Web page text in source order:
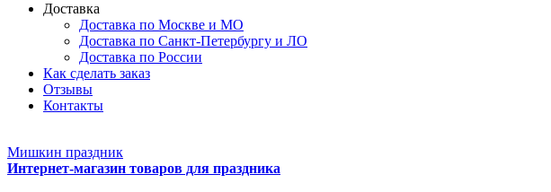
Доставка
Доставка по Москве и МО
Доставка по Санкт-Петербургу и ЛО
Доставка по России
Как сделать заказ
Отзывы
Контакты
Мишкин праздник
Интернет-магазин товаров для праздника